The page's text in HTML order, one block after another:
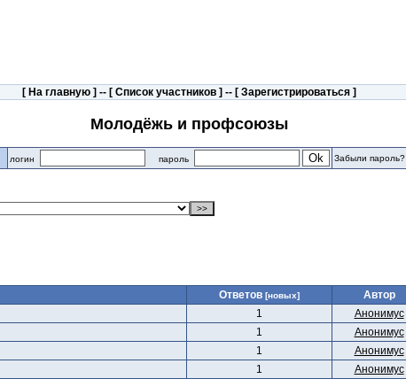
[ На главную] -- [ Список участников] -- [ Зарегистрироваться]
Молодёжь и профсоюзы
логин пароль Забыли пароль?
Ответов [новых] Автор
1 Анонимус
1 Анонимус
1 Анонимус
1 Анонимус